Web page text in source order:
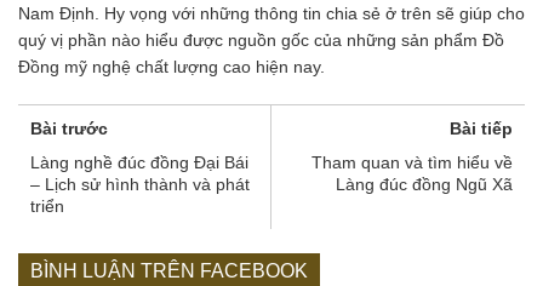
Nam Định. Hy vọng với những thông tin chia sẻ ở trên sẽ giúp cho
quý vị phần nào hiểu được nguồn gốc của những sản phẩm Đồ
Đồng mỹ nghệ chất lượng cao hiện nay.
Bài trước
Làng nghề đúc đồng Đại Bái
– Lịch sử hình thành và phát
triển
Bài tiếp
Tham quan và tìm hiểu về
Làng đúc đồng Ngũ Xã
BÌNH LUẬN TRÊN FACEBOOK